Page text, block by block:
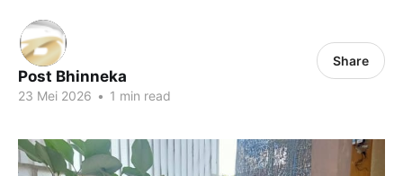
Post Bhinneka
23 Mei 2026 • 1 min read
Share